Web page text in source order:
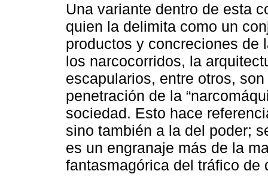
Una variante dentro de esta
quien la delimita como un
productos y concreciones de
los narcocorridos, la
escapularios, entre otros,
penetración de la
sociedad. Esto hace
sino también a la del poder;
es un engranaje más de la
fantasmagórica del tráfico de